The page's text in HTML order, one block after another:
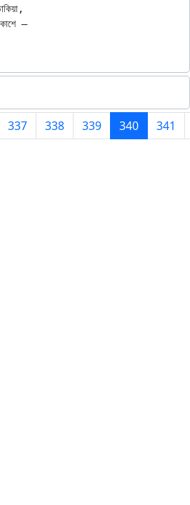
—
337 338 339 340 341